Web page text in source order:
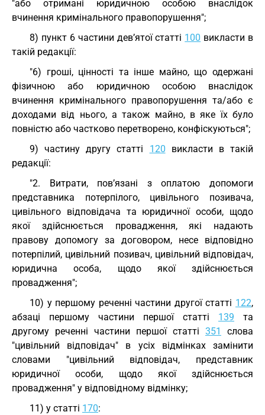
"або отримані юридичною особою внаслідок
вчинення кримінального правопорушення";
8) пункт 6 частини дев’ятої статті 100 викласти в
такій редакції:
"6) гроші, цінності та інше майно, що одержані
фізичною або юридичною особою внаслідок
вчинення кримінального правопорушення та/або є
доходами від нього, а також майно, в яке їх було
повністю або частково перетворено, конфіскуються";
9) частину другу статті 120 викласти в такій
редакції:
"2. Витрати, пов’язані з оплатою допомоги
представника потерпілого, цивільного позивача,
цивільного відповідача та юридичної особи, щодо
якої здійснюється провадження, які надають
правову допомогу за договором, несе відповідно
потерпілий, цивільний позивач, цивільний відповідач,
юридична особа, щодо якої здійснюється
провадження";
10) у першому реченні частини другої статті 122,
абзаці першому частини першої статті 139 та
другому реченні частини першої статті 351
слова
"цивільний відповідач" в усіх відмінках замінити
словами "цивільний відповідач, представник
юридичної особи, щодо якої здійснюється
провадження" у відповідному відмінку;
11) у статті 170: